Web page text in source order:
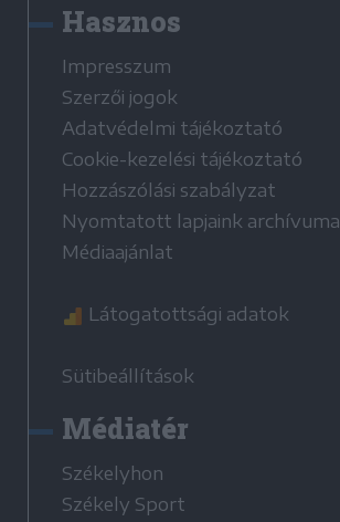
Hasznos
Impresszum
Szerzői jogok
Adatvédelmi tájékoztató
Cookie-kezelési tájékoztató
Hozzászólási szabályzat
Nyomtatott lapjaink archívuma
Médiaajánlat
Látogatottsági adatok
Sütibeállítások
Médiatér
Székelyhon
Székely Sport